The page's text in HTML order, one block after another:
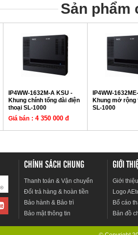
Sản phẩm
IP4WW-1632M-A KSU -
Khung chính tổng đài điện
thoại SL-1000
Giá bán : 4 350 000 đ
IP4WW-
Khung mở rộng
SL-1000
CHÍNH SÁCH CHUNG
Thanh toán & Vận chuyển
Đổi trả hàng & hoàn tiền
Bảo hành & Bảo trì
Bảo mật thông tin
GIỚI
Giới
Logo
Bố cáo
Bản đồ